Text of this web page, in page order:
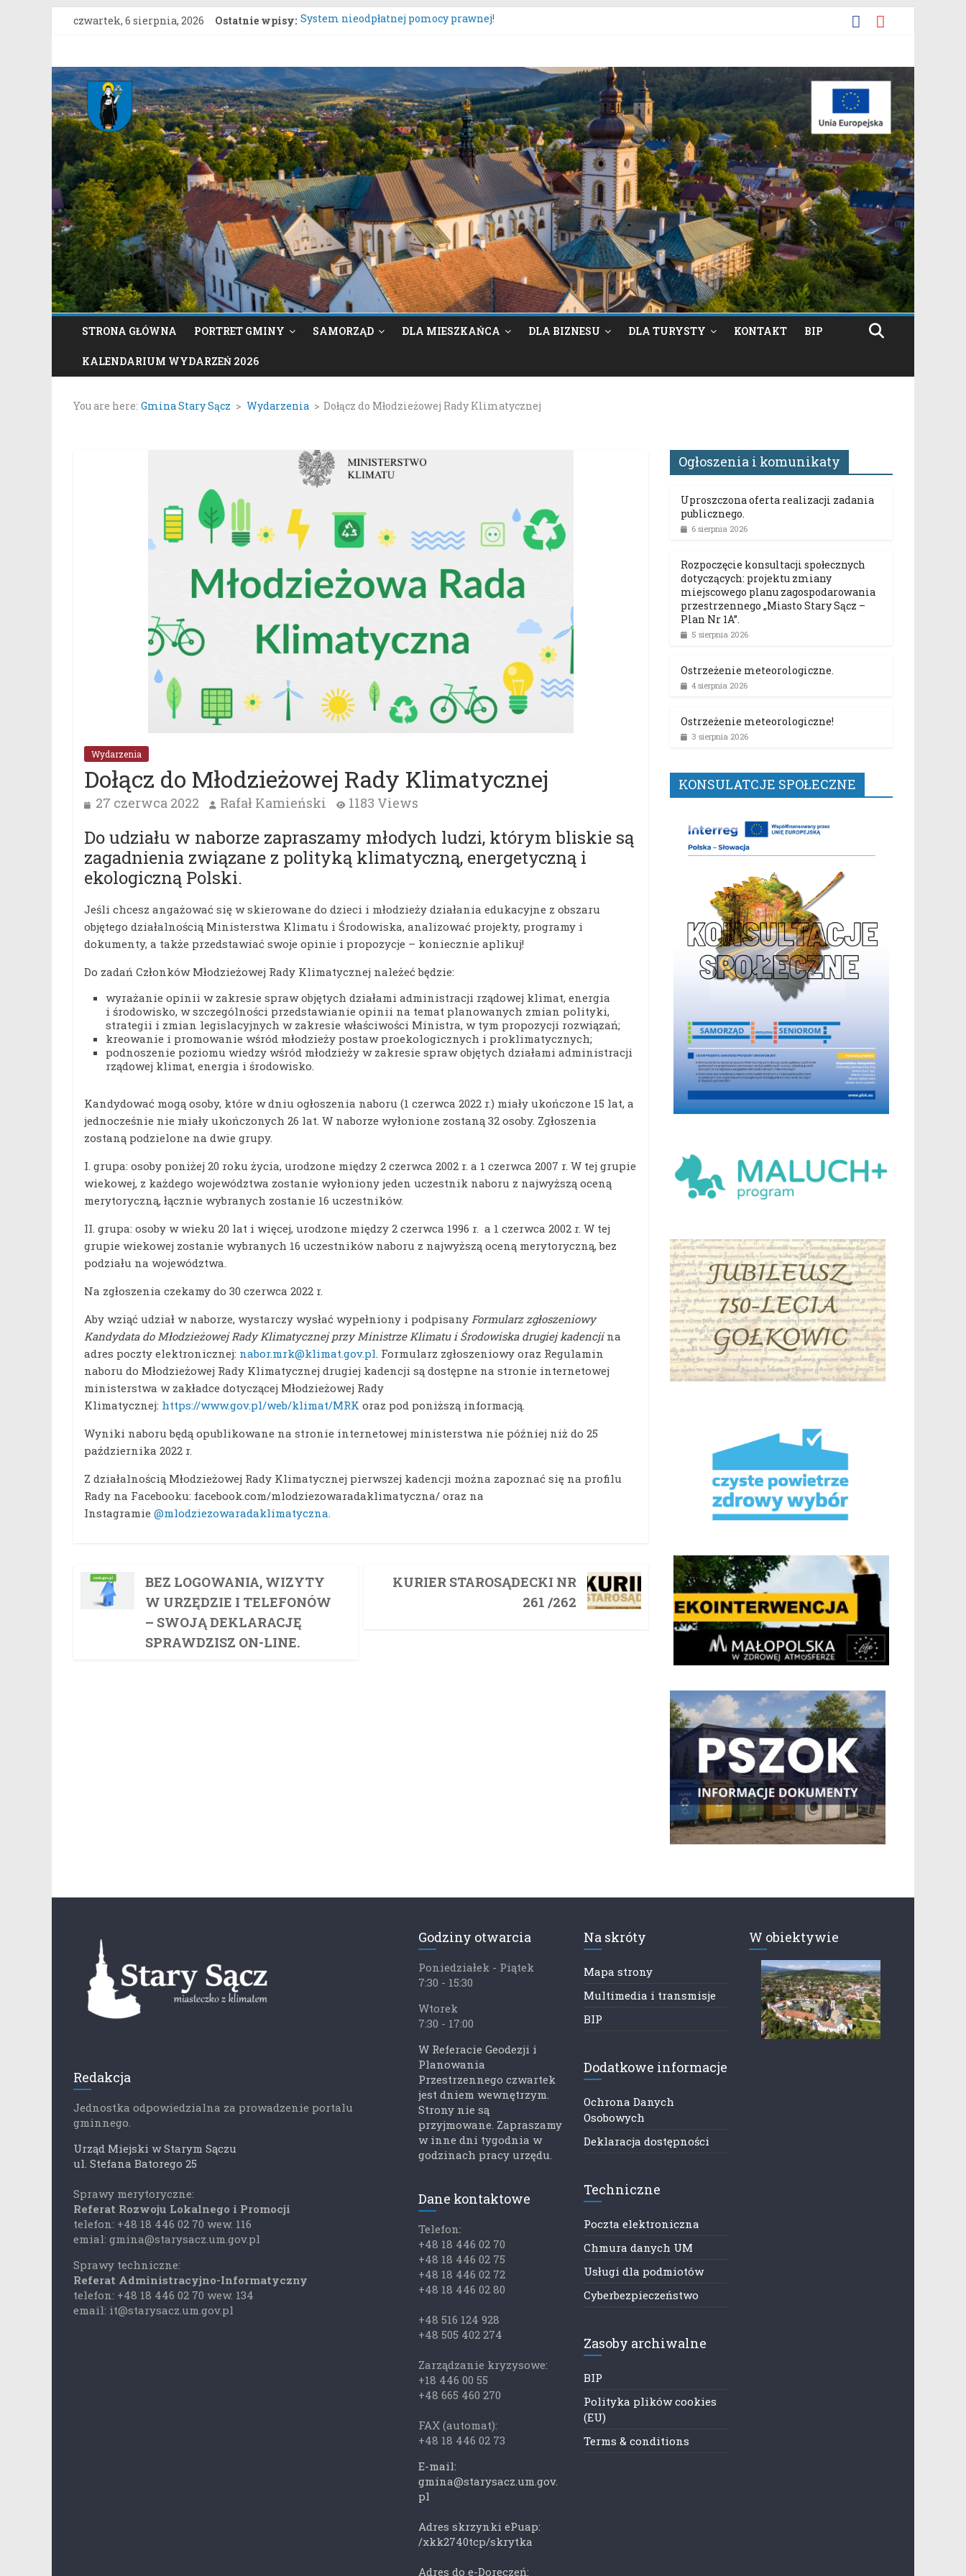
Przejdź
czwartek, 6 sierpnia, 2026 Ostatnie wpisy: System nieodpłatnej pomocy prawnej!
Konkurs „Moc Bukietów Matki Boskiej Zielnej”.
Rozpoczęcie konsultacji społecznych dotyczących: projektu zmiany miejscowego planu zagospodarowania przestrzennego „Miasto
Stary Sącz – Plan Nr 1A”.
Gmina
Stary
Sącz
Portal
samorządowy
Gminy
Stary
Sącz
STRONA GŁÓWNA PORTRET GMINY SAMORZĄD DLA MIESZKAŃCA DLA BIZNESU DLA TURYSTY KONTAKT BIP
KALENDARIUM WYDARZEŃ 2026
You are here: Gmina Stary Sącz > Wydarzenia > Dołącz do Młodzieżowej Rady Klimatycznej
Wydarzenia
Dołącz do Młodzieżowej Rady Klimatycznej
27 czerwca 2022 Rafał Kamieński 1183 Views
Do udziału w naborze zapraszamy młodych ludzi, którym bliskie są
zagadnienia związane z polityką klimatyczną, energetyczną i
ekologiczną Polski.
Jeśli chcesz angażować się w skierowane do dzieci i młodzieży działania edukacyjne z obszaru
objętego działalnością Ministerstwa Klimatu i Środowiska, analizować projekty, programy i
dokumenty, a także przedstawiać swoje opinie i propozycje – koniecznie aplikuj!
Do zadań Członków Młodzieżowej Rady Klimatycznej należeć będzie:
wyrażanie opinii w zakresie spraw objętych działami administracji rządowej klimat, energia
i środowisko, w szczególności przedstawianie opinii na temat planowanych zmian polityki,
strategii i zmian legislacyjnych w zakresie właściwości Ministra, w tym propozycji rozwiązań;
kreowanie i promowanie wśród młodzieży postaw proekologicznych i proklimatycznych;
podnoszenie poziomu wiedzy wśród młodzieży w zakresie spraw objętych działami administracji
rządowej klimat, energia i środowisko.
Kandydować mogą osoby, które w dniu ogłoszenia naboru (1 czerwca 2022 r.) miały ukończone 15 lat, a
jednocześnie nie miały ukończonych 26 lat. W naborze wyłonione zostaną 32 osoby. Zgłoszenia
zostaną podzielone na dwie grupy.
I. grupa: osoby poniżej 20 roku życia, urodzone między 2 czerwca 2002 r. a 1 czerwca 2007 r. W tej grupie
wiekowej, z każdego województwa zostanie wyłoniony jeden uczestnik naboru z najwyższą oceną
merytoryczną, łącznie wybranych zostanie 16 uczestników.
II. grupa: osoby w wieku 20 lat i więcej, urodzone między 2 czerwca 1996 r. a 1 czerwca 2002 r. W tej
grupie wiekowej zostanie wybranych 16 uczestników naboru z najwyższą oceną merytoryczną, bez
podziału na województwa.
Na zgłoszenia czekamy do 30 czerwca 2022 r.
Aby wziąć udział w naborze, wystarczy wysłać wypełniony i podpisany Formularz zgłoszeniowy
Kandydata do Młodzieżowej Rady Klimatycznej przy Ministrze Klimatu i Środowiska drugiej kadencjina
adres poczty elektronicznej: nabor.mrk@klimat.gov.pl. Formularz zgłoszeniowy oraz Regulamin
naboru do Młodzieżowej Rady Klimatycznej drugiej kadencji są dostępne na stronie internetowej
ministerstwa w zakładce dotyczącej Młodzieżowej Rady
Klimatycznej: https://www.gov.pl/web/klimat/MRK oraz pod poniższą informacją.
Wyniki naboru będą opublikowane na stronie internetowej ministerstwa nie później niż do 25
października 2022 r.
Z działalnością Młodzieżowej Rady Klimatycznej pierwszej kadencji można zapoznać się na profilu
Rady na Facebooku: facebook.com/mlodziezowaradaklimatyczna/ oraz na
Instagramie @mlodziezowaradaklimatyczna.
BEZ LOGOWANIA, WIZYTY
W URZĘDZIE I TELEFONÓW
– SWOJĄ DEKLARACJĘ
SPRAWDZISZ ON-LINE.
KURIER STAROSĄDECKI NR
261 /262
Ogłoszenia i komunikaty
Uproszczona oferta realizacji zadania
publicznego.
6 sierpnia 2026
Rozpoczęcie konsultacji społecznych
dotyczących: projektu zmiany
miejscowego planu zagospodarowania
przestrzennego „Miasto Stary Sącz –
Plan Nr 1A”.
5 sierpnia 2026
Ostrzeżenie meteorologiczne.
4 sierpnia 2026
Ostrzeżenie meteorologiczne!
3 sierpnia 2026
KONSULATCJE SPOŁECZNE
Redakcja
Jednostka odpowiedzialna za prowadzenie portalu
gminnego.
Urząd Miejski w Starym Sączu
ul. Stefana Batorego 25
Sprawy merytoryczne:
Referat Rozwoju Lokalnego i Promocji
telefon: +48 18 446 02 70 wew. 116
emial: gmina@starysacz.um.gov.pl
Sprawy techniczne:
Referat Administracyjno-Informatyczny
telefon: +48 18 446 02 70 wew. 134
email: it@starysacz.um.gov.pl
Godziny otwarcia
Poniedziałek - Piątek
7:30 - 15:30
Wtorek
7:30 - 17:00
W Referacie Geodezji i
Planowania
Przestrzennego czwartek
jest dniem wewnętrzym.
Strony nie są
przyjmowane. Zapraszamy
w inne dni tygodnia w
godzinach pracy urzędu.
Dane kontaktowe
Telefon:
+48 18 446 02 70
+48 18 446 02 75
+48 18 446 02 72
+48 18 446 02 80
+48 516 124 928
+48 505 402 274
Zarządzanie kryzysowe:
+18 446 00 55
+48 665 460 270
FAX (automat):
+48 18 446 02 73
E-mail:
gmina@starysacz.um.gov.
pl
Adres skrzynki ePuap:
/xkk2740tcp/skrytka
Adres do e-Doręczeń:
Na skróty
Mapa strony
Multimedia i transmisje
BIP
Dodatkowe informacje
Ochrona Danych
Osobowych
Deklaracja dostępności
Techniczne
Poczta elektroniczna
Chmura danych UM
Usługi dla podmiotów
Cyberbezpieczeństwo
Zasoby archiwalne
BIP
Polityka plików cookies
(EU)
Terms & conditions
W obiektywie